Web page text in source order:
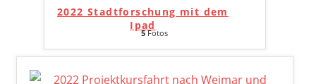
2022 Stadtforschung mit dem
Ipad
5Fotos